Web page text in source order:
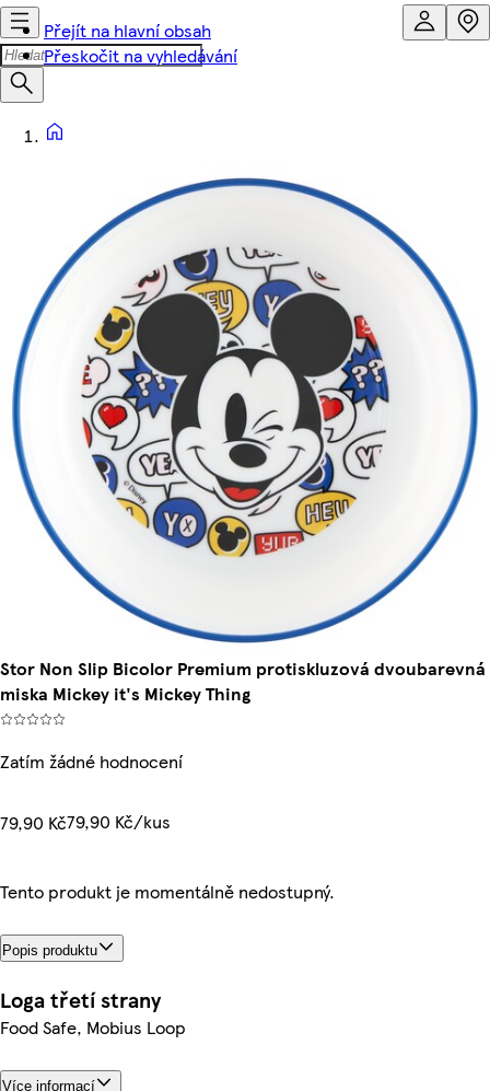
Přejít na hlavní obsah
Přeskočit na vyhledávání
Stor Non Slip Bicolor Premium protiskluzová dvoubarevná
miska Mickey it's Mickey Thing
Zatím žádné hodnocení
79,90 Kč79,90 Kč/kus
Tento produkt je momentálně nedostupný.
Popis produktu
Loga třetí strany
Food Safe, Mobius Loop
Více informací